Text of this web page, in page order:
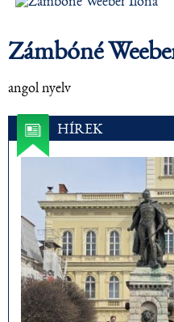
Zámbóné
angol nyelv
HÍREK